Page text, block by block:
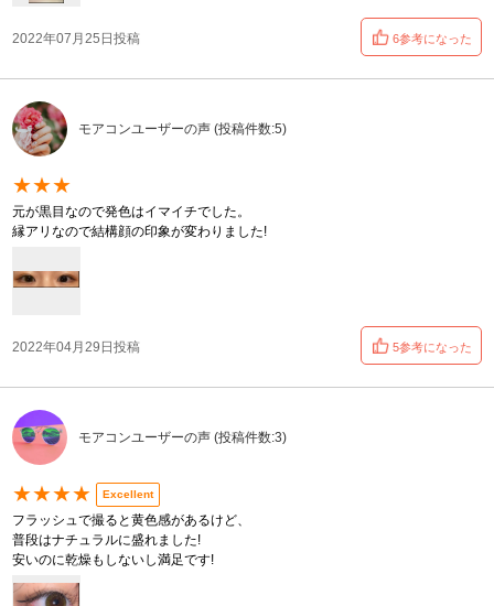
2022年07月25日投稿 6参考になった
モアコンユーザーの声 (投稿件数:5)
★★★
元が黒目なので発色はイマイチでした。
縁アリなので結構顔の印象が変わりました!
2022年04月29日投稿 5参考になった
モアコンユーザーの声 (投稿件数:3)
★★★★ Excellent
フラッシュで撮ると黄色感があるけど、
普段はナチュラルに盛れました!
安いのに乾燥もしないし満足です!